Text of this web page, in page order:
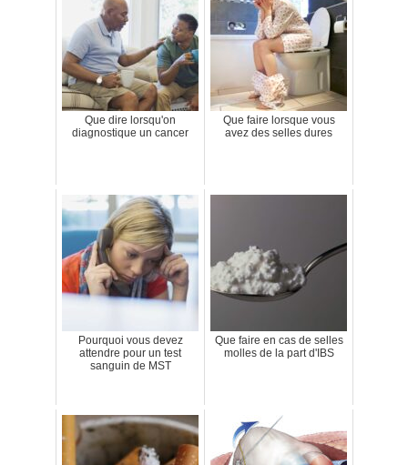
Que dire lorsqu'on
diagnostique un cancer
Que faire lorsque vous
avez des selles dures
Pourquoi vous devez
attendre pour un test
sanguin de MST
Que faire en cas de selles
molles de la part d'IBS